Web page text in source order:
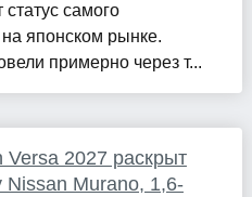
статус самого
японском рынке.
примерно через т...
2027 раскрыт
Nissan Murano, 1,6-